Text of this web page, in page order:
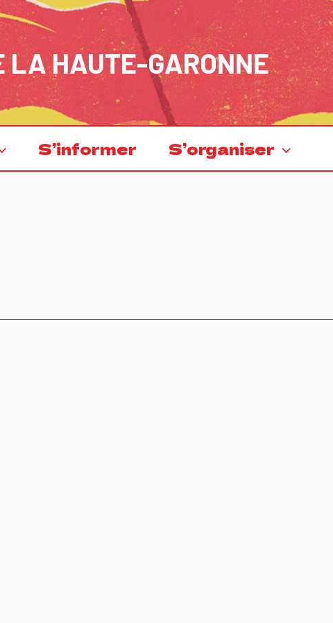
LA HAUTE-GARONNE
S’informer S’organiser